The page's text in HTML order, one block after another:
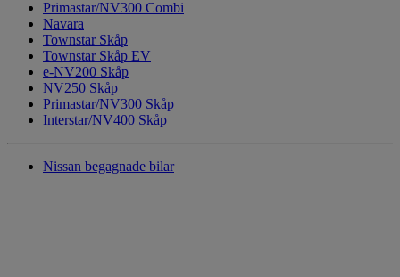
Primastar/NV300 Combi
Navara
Townstar Skåp
Townstar Skåp EV
e-NV200 Skåp
NV250 Skåp
Primastar/NV300 Skåp
Interstar/NV400 Skåp
Nissan begagnade bilar